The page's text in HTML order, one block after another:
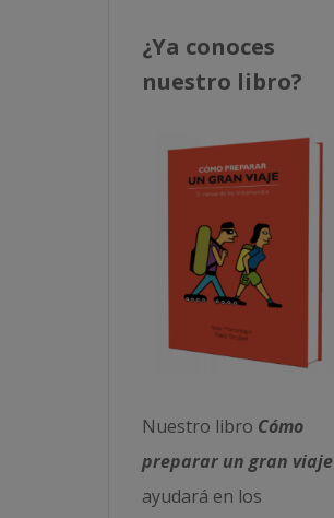
¿Ya conoces
nuestro libro?
Nuestro libro Cómo
preparar un gran viaje
ayudará en los